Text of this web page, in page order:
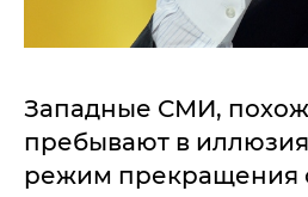
Западные СМИ,
пребывают в
режим прекращения